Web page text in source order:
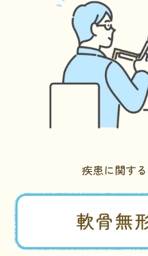
HAM研究班
神経免疫班
移行期医療
難病患者さんの生活と治療
疾患に関す